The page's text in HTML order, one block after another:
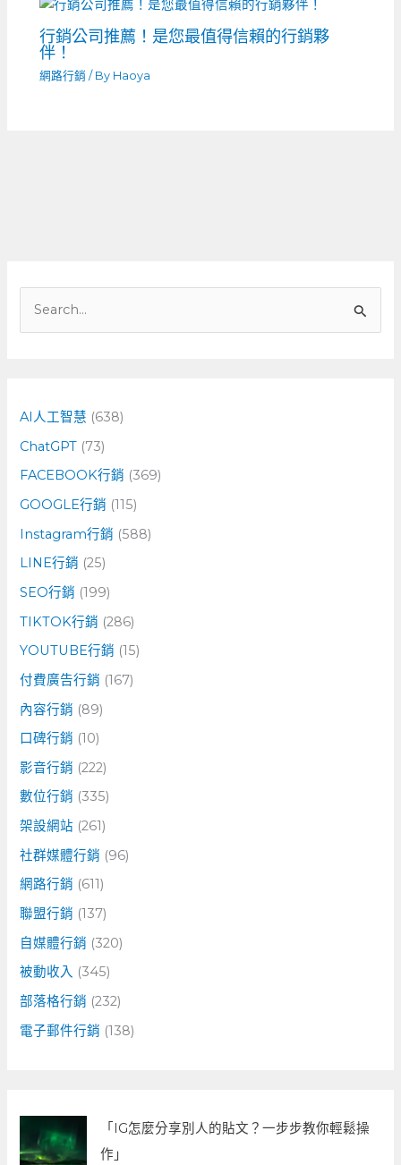
行銷公司推薦！是您最值得信賴的行銷夥
伴！
網路行銷 / By Haoya
字
:
AI人工智慧 (638)
ChatGPT (73)
FACEBOOK行銷 (369)
GOOGLE行銷 (115)
Instagram行銷 (588)
LINE行銷 (25)
SEO行銷 (199)
TIKTOK行銷 (286)
YOUTUBE行銷 (15)
付費廣告行銷 (167)
內容行銷 (89)
口碑行銷 (10)
影音行銷 (222)
數位行銷 (335)
架設網站 (261)
社群媒體行銷 (96)
網路行銷 (611)
聯盟行銷 (137)
自媒體行銷 (320)
被動收入 (345)
部落格行銷 (232)
電子郵件行銷 (138)
「IG怎麼分享別人的貼文？一步步教你輕鬆操
作」